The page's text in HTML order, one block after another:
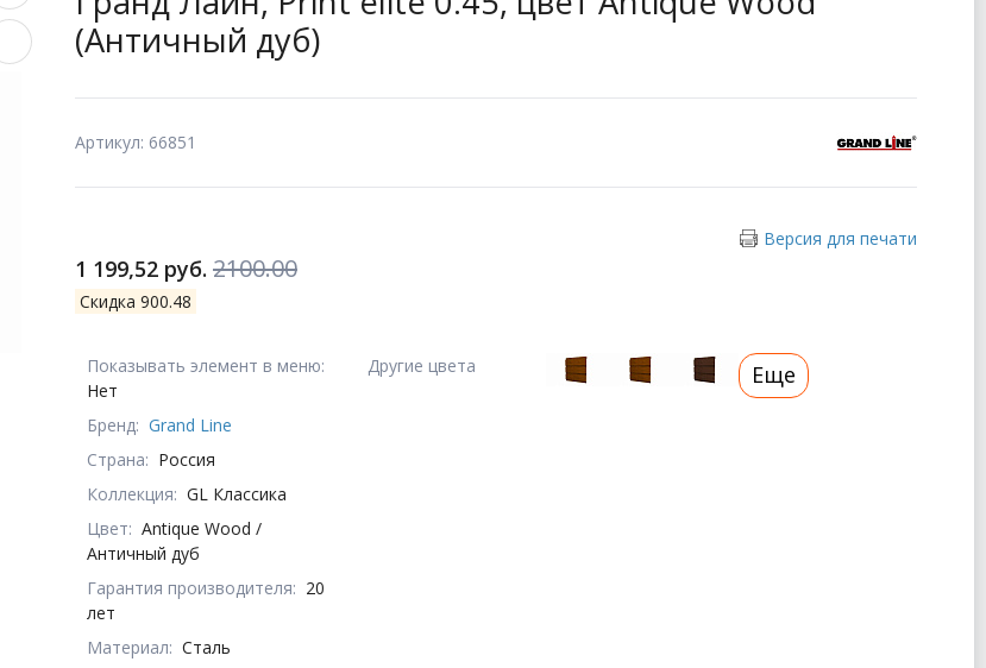
(Античный дуб)
Артикул: 66851
Версия для печати
1 199,52 руб. 2100.00
Скидка 900.48
Показывать элемент в меню:
Нет
Бренд: Grand Line
Страна: Россия
Коллекция: GL Классика
Цвет: Antique Wood /
Античный дуб
Гарантия производителя: 20
лет
Материал: Сталь
Другие цвета Еще